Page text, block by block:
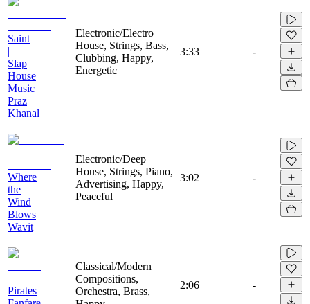
Saint
|
Slap
House
Music
Praz
Khanal
Electronic/Electro
House, Strings, Bass,
Clubbing, Happy,
Energetic
3:33 -
Where
the
Wind
Blows
Wavit
Electronic/Deep
House, Strings, Piano,
Advertising, Happy,
Peaceful
3:02 -
Pirates
Classical/Modern
Compositions,
Orchestra, Brass,
2:06 -